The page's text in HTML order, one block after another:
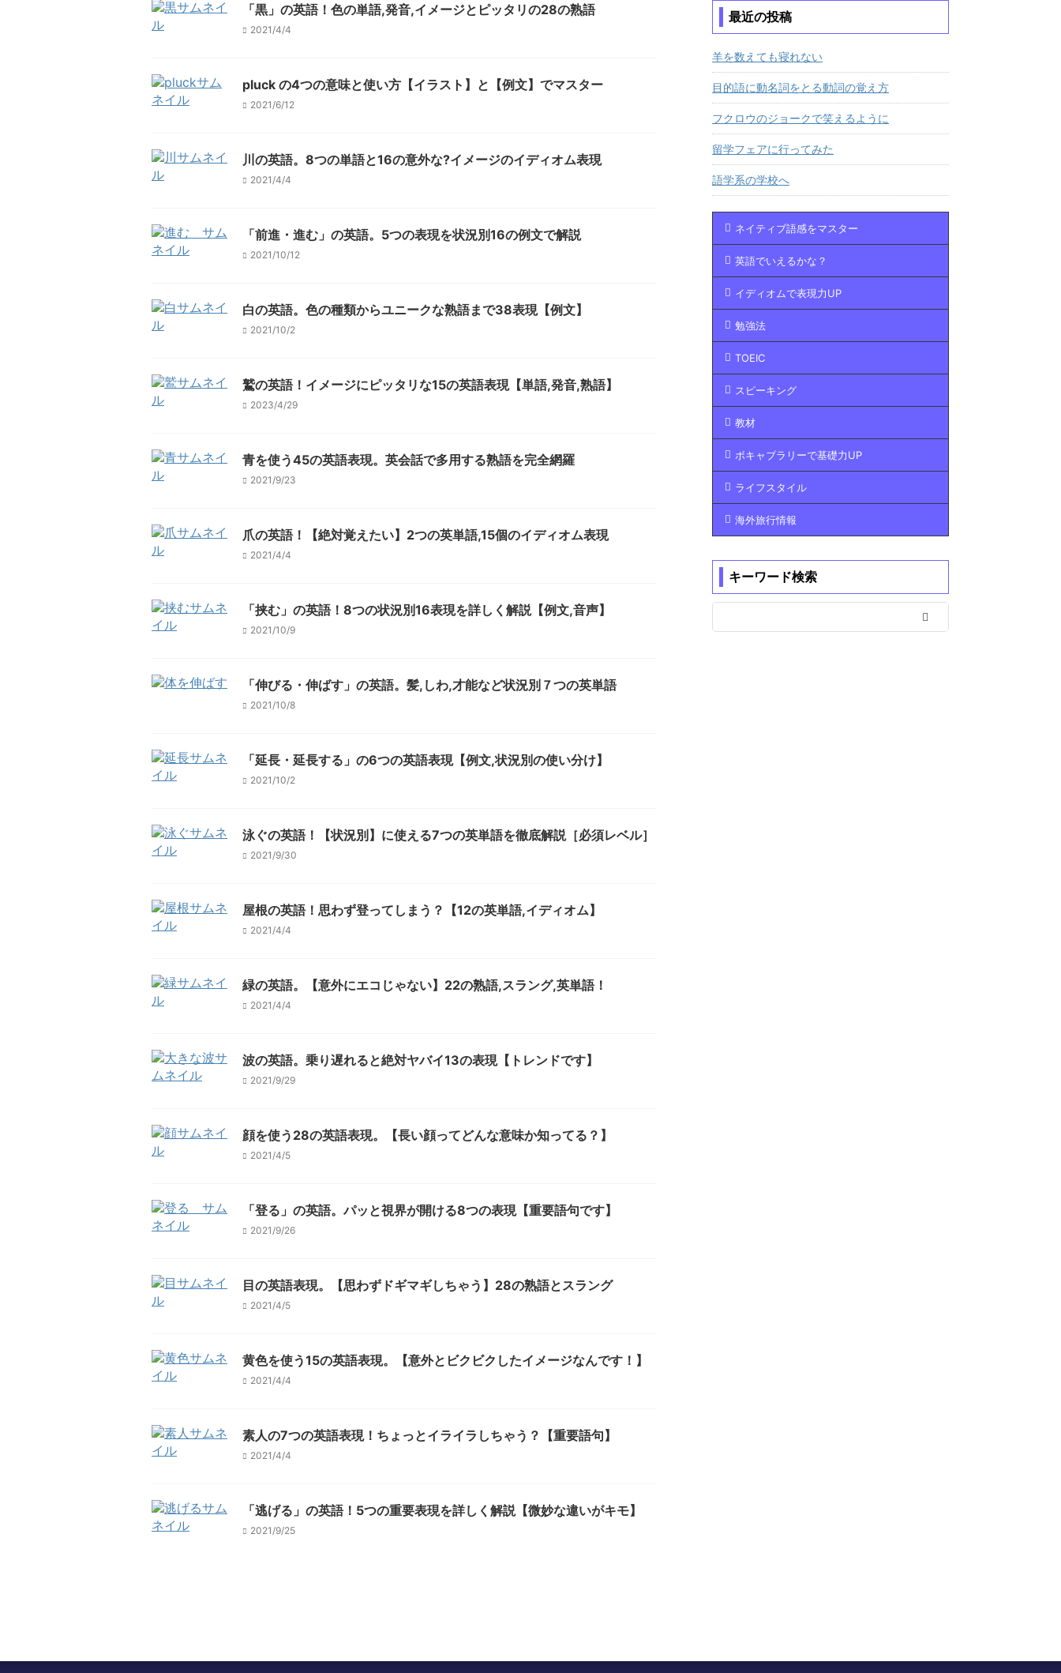
「黒」の英語！色の単語,発音,イメージとピッタリの28の熟語
2021/4/4
pluck の4つの意味と使い方【イラスト】と【例文】でマスター
2021/6/12
川の英語。8つの単語と16の意外な?イメージのイディオム表現
2021/4/4
「前進・進む」の英語。5つの表現を状況別16の例文で解説
2021/10/12
白の英語。色の種類からユニークな熟語まで38表現【例文】
2021/10/2
鷲の英語！イメージにピッタリな15の英語表現【単語,発音,熟語】
2023/4/29
青を使う45の英語表現。英会話で多用する熟語を完全網羅
2021/9/23
爪の英語！【絶対覚えたい】2つの英単語,15個のイディオム表現
2021/4/4
「挟む」の英語！8つの状況別16表現を詳しく解説【例文,音声】
2021/10/9
「伸びる・伸ばす」の英語。髪,しわ,才能など状況別７つの英単語
2021/10/8
「延長・延長する」の6つの英語表現【例文,状況別の使い分け】
2021/10/2
泳ぐの英語！【状況別】に使える7つの英単語を徹底解説［必須レベル］
2021/9/30
屋根の英語！思わず登ってしまう？【12の英単語,イディオム】
2021/4/4
緑の英語。【意外にエコじゃない】22の熟語,スラング,英単語！
2021/4/4
波の英語。乗り遅れると絶対ヤバイ13の表現【トレンドです】
2021/9/29
顔を使う28の英語表現。【長い顔ってどんな意味か知ってる？】
2021/4/5
「登る」の英語。パッと視界が開ける8つの表現【重要語句です】
2021/9/26
目の英語表現。【思わずドギマギしちゃう】28の熟語とスラング
2021/4/5
黄色を使う15の英語表現。【意外とビクビクしたイメージなんです！】
2021/4/4
素人の7つの英語表現！ちょっとイライラしちゃう？【重要語句】
2021/4/4
「逃げる」の英語！5つの重要表現を詳しく解説【微妙な違いがキモ】
2021/9/25
最近の投稿
羊を数えても寝れない
目的語に動名詞をとる動詞の覚え方
フクロウのジョークで笑えるように
留学フェアに行ってみた
語学系の学校へ
ネイティブ語感をマスター
英語でいえるかな？
イディオムで表現力UP
勉強法
TOEIC
スピーキング
教材
ボキャブラリーで基礎力UP
ライフスタイル
海外旅行情報
キーワード検索